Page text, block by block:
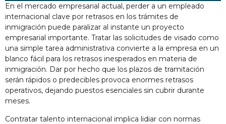
En el mercado empresarial actual, perder a un empleado
internacional clave por retrasos en los trámites de
inmigración puede paralizar al instante un proyecto
empresarial importante. Tratar las solicitudes de visado como
una simple tarea administrativa convierte a la empresa en un
blanco fácil para los retrasos inesperados en materia de
inmigración. Dar por hecho que los plazos de tramitación
serán rápidos o predecibles provoca enormes retrasos
operativos, dejando puestos esenciales sin cubrir durante
meses.
Contratar talento internacional implica lidiar con normas